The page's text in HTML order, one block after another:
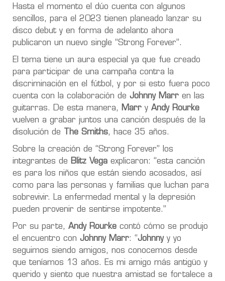
Hasta el momento el dúo cuenta con algunos
sencillos, para el 2023 tienen planeado lanzar su
disco debut y en forma de adelanto ahora
publicaron un nuevo single “Strong Forever”.
El tema tiene un aura especial ya que fue creado
para participar de una campaña contra la
discriminación en el fútbol, y por si esto fuera poco
cuenta con la colaboración de Johnny Marr en las
guitarras. De esta manera,
Marr y Andy Rourke
vuelven a grabar juntos una canción después de la
disolución de
The Smiths, hace 35 años.
Sobre la creación de “Strong Forever” los
integrantes de Blitz Vega explicaron: “esta canción
es para los niños que están siendo acosados, así
como para las personas y familias que luchan para
sobrevivir. La enfermedad mental y la depresión
pueden provenir de sentirse impotente.”
Por su parte, Andy Rourke contó cómo se produjo
el encuentro con Johnny Marr: “Johnnyy yo
seguimos siendo amigos, nos conocemos desde
que teníamos 13 años. Es mi amigo más antigüo y
querido y siento que nuestra amistad se fortalece a